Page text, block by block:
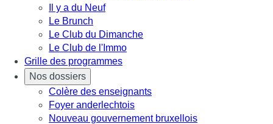
Il y a du Neuf
Le Brunch
Le Club du Dimanche
Le Club de l'Immo
Grille des programmes
Nos dossiers
Colère des enseignants
Foyer anderlechtois
Nouveau gouvernement bruxellois